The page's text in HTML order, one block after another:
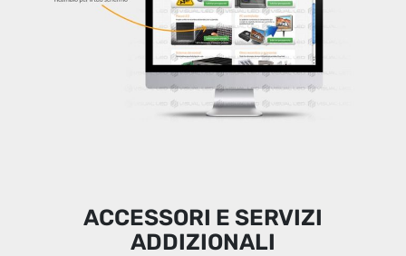
ACCESSORI E SERVIZI
ADDIZIONALI